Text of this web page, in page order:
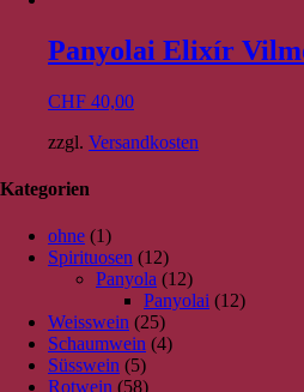
Panyolai Elixír
CHF 40,00
zzgl. Versandkosten
Kategorien
ohne (1)
Spirituosen (12)
Panyola (12)
Panyolai (12)
Weisswein (25)
Schaumwein (4)
Süsswein (5)
Rotwein (58)